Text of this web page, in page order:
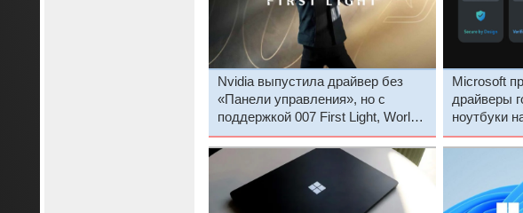
Nvidia выпустила драйвер без
«Панели управления», но с
поддержкой 007 First Light, World
of Tanks: Heat и других новых игр
Microsoft
драйверы
ноутбуки